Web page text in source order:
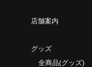
店舗案内
グッズ
全商品(グッズ)